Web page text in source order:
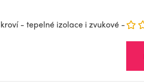
- tepelné izolace i zvukové -